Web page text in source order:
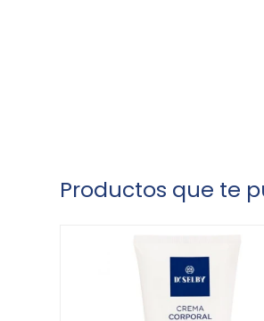
Productos que te